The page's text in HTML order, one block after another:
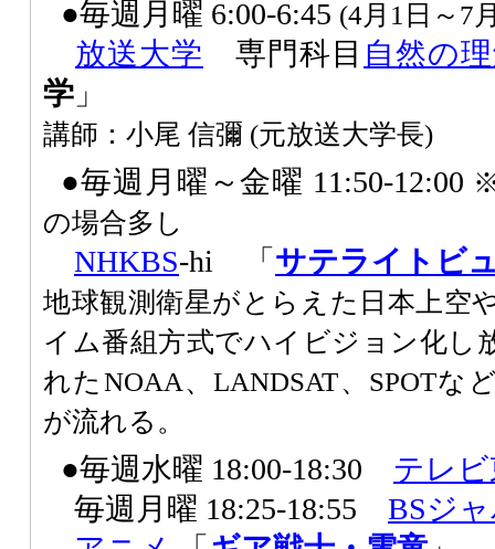
●毎週月曜 6:00-6:45 (4月1日～7
放送大学 専門科目 自然の
学 」
講師：小尾 信彌 (元放送大学長)
●毎週月曜～金曜 11:50-12:00
の場合多し
NHKBS-hi 「 サテライトビ
地球観測衛星がとらえた日本上空
イム番組方式でハイビジョン化し
れたNOAA、LANDSAT、SPOTな
が流れる。
●毎週水曜 18:00-18:30 テレ
毎週月曜 18:25-18:55 BSジ